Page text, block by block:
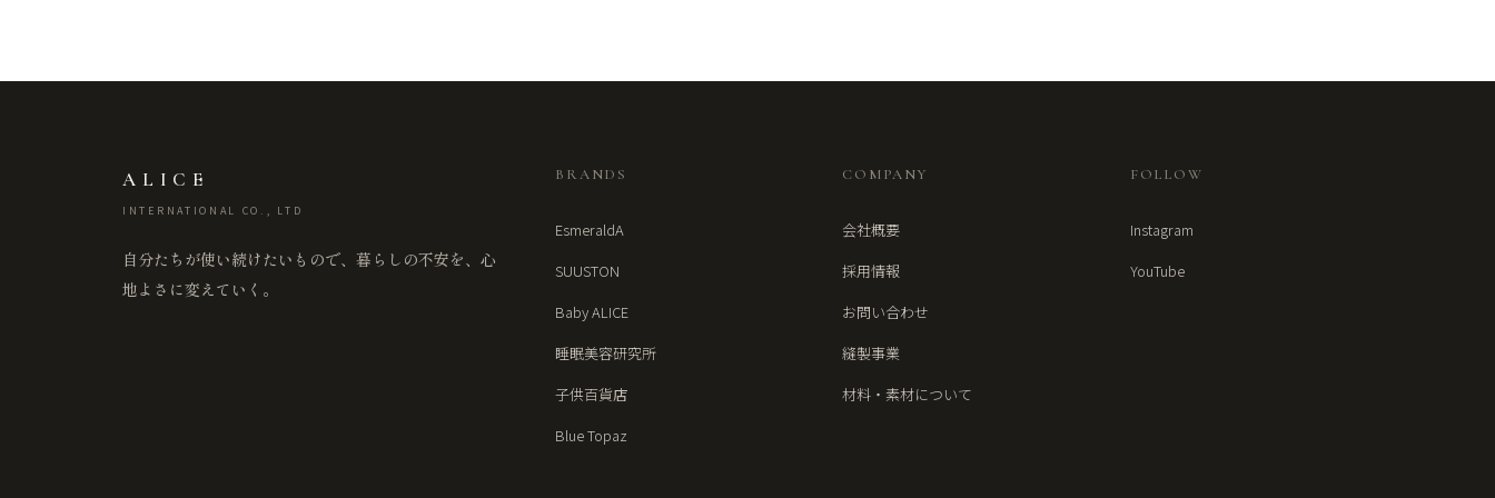
ALICE
INTERNATIONAL CO., LTD
自分たちが使い続けたいもので、暮らしの不安を、心
地よさに変えていく。
BRANDS
EsmeraldA
SUUSTON
Baby ALICE
睡眠美容研究所
子供百貨店
Blue Topaz
COMPANY
会社概要
採用情報
お問い合わせ
縫製事業
材料・素材について
FOLLOW
Instagram
YouTube